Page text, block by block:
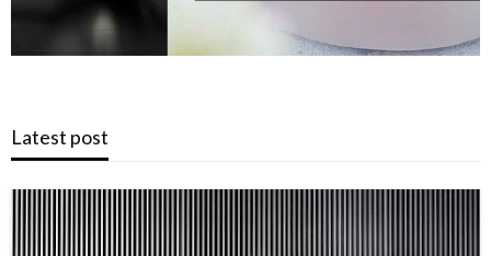
Latest post